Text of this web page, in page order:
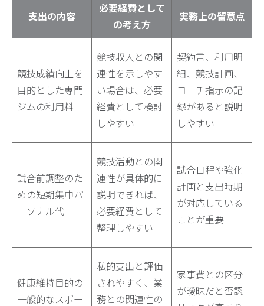
支出の内容
必要経費として
の考え方
実務上の留意点
競技成績向上を
目的とした専門
ジムの利用料
競技収入との関
連性を示しやす
い場合は、必要
経費として検討
しやすい
契約書、利用明
細、競技計画、
コーチ指示の記
録があると説明
しやすい
試合前調整のた
めの短期集中パ
ーソナル代
競技活動との関
連性が具体的に
説明できれば、
必要経費として
整理しやすい
試合日程や強化
計画と支出時期
が対応している
ことが重要
健康維持目的の
一般的なスポー
私的支出と評価
されやすく、業
務との関連性の
家事費との区分
が曖昧だと否認